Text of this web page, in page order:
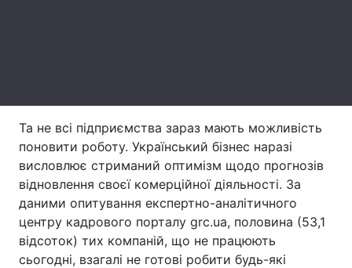
Тема оформлення
Та не всі підприємства зараз мають можливість
поновити роботу. Український бізнес наразі
висловлює стриманий оптимізм щодо прогнозів
відновлення своєї комерційної діяльності. За
даними опитування експертно-аналітичного
центру кадрового порталу grc.ua, половина (53,1
відсоток) тих компаній, що не працюють
сьогодні, взагалі не готові робити будь-які